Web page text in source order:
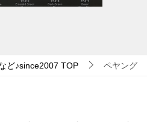
ど♪since2007 TOP ペヤング